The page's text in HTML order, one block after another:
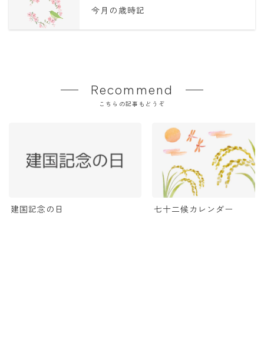
今月の歳時記
Recommend
こちらの記事もどうぞ
建国記念の日 七十二候カレンダー